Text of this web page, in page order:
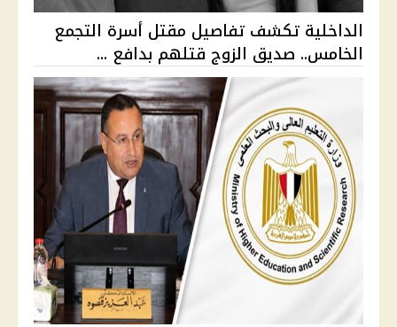
الداخلية تكشف تفاصيل مقتل أسرة التجمع
الخامس.. صديق الزوج قتلهم بدافع ...